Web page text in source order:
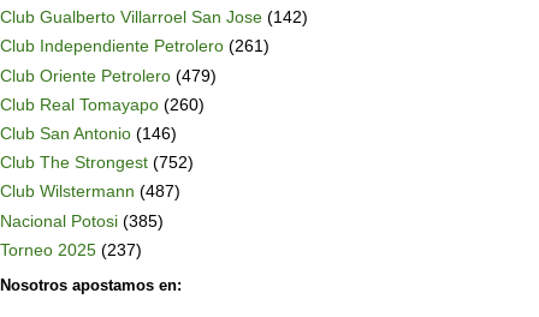
Club Gualberto Villarroel San Jose (142)
Club Independiente Petrolero (261)
Club Oriente Petrolero (479)
Club Real Tomayapo (260)
Club San Antonio (146)
Club The Strongest (752)
Club Wilstermann (487)
Nacional Potosi (385)
Torneo 2025 (237)
Nosotros apostamos en: